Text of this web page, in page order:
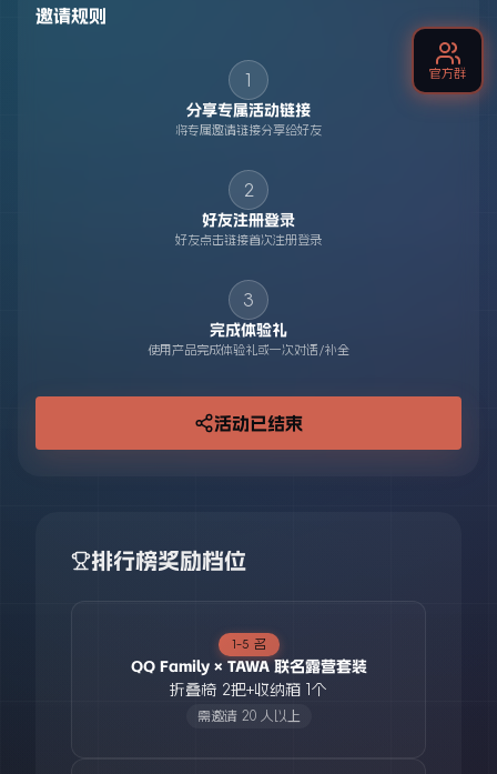
官方群
邀请规则
1
分享专属活动链接
将专属邀请链接分享给好友
2
好友注册登录
好友点击链接首次注册登录
3
完成体验礼
使用产品完成体验礼或一次对话/补全
活动已结束
排行榜奖励档位
1-5 名
QQ Family × TAWA 联名露营套装
折叠椅 2把+收纳箱 1个
需邀请 20 人以上